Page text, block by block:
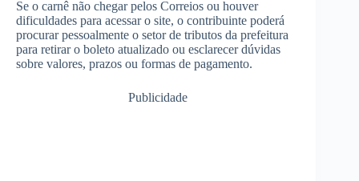
Se o carnê não chegar pelos Correios ou houver
dificuldades para acessar o site, o contribuinte poderá
procurar pessoalmente o setor de tributos da prefeitura
para retirar o boleto atualizado ou esclarecer dúvidas
sobre valores, prazos ou formas de pagamento.
Publicidade